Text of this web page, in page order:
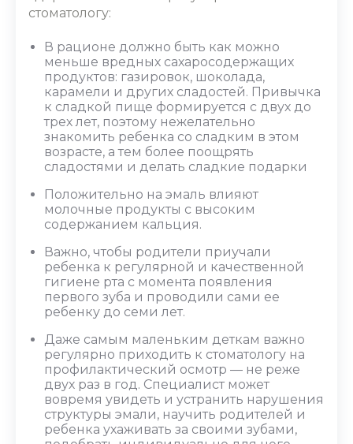
стоматологу:
В рационе должно быть как можно
меньше вредных сахаросодержащих
продуктов: газировок, шоколада,
карамели и других сладостей. Привычка
к сладкой пище формируется с двух до
трех лет, поэтому нежелательно
знакомить ребенка со сладким в этом
возрасте, а тем более поощрять
сладостями и делать сладкие подарки
Положительно на эмаль влияют
молочные продукты с высоким
содержанием кальция.
Важно, чтобы родители приучали
ребенка к регулярной и качественной
гигиене рта с момента появления
первого зуба и проводили сами ее
ребенку до семи лет.
Даже самым маленьким деткам важно
регулярно приходить к стоматологу на
профилактический осмотр ― не реже
двух раз в год. Специалист может
вовремя увидеть и устранить нарушения
структуры эмали, научить родителей и
ребенка ухаживать за своими зубами,